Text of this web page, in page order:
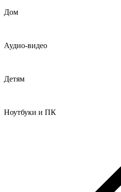
Дом
Аудио-видео
Детям
Ноутбуки и ПК